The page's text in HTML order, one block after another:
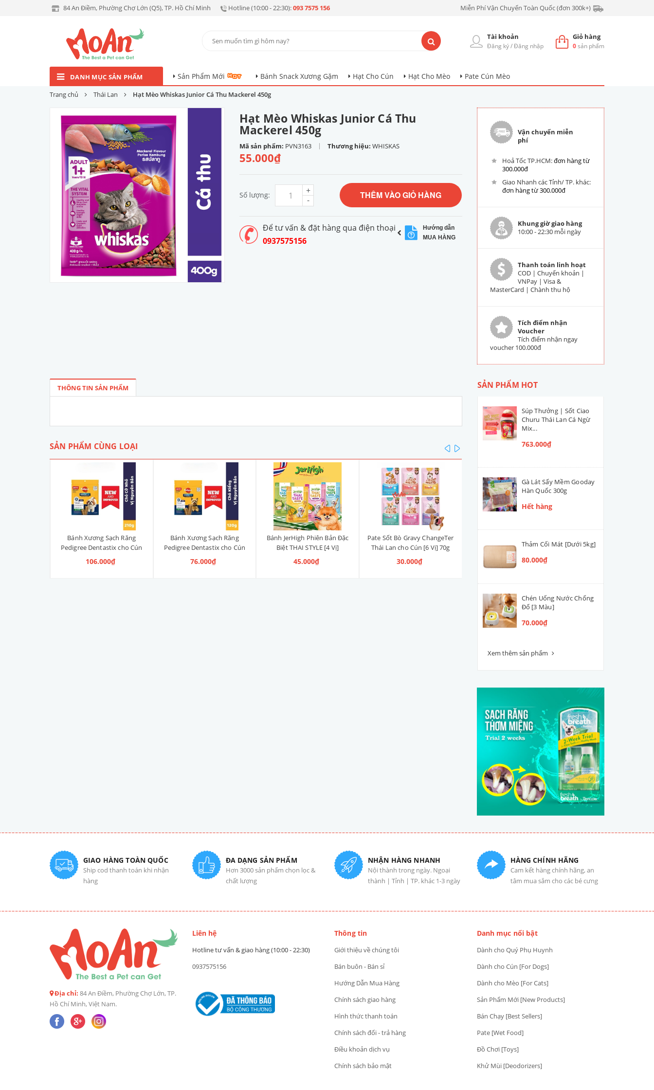
84 An Điềm, Phường Chợ Lớn (Q5), TP. Hồ Chí Minh Hotline (10:00 - 22:30):093 7575 156 Miễn Phí Vận Chuyển Toàn Quốc (đơn 300k+)
Giỏ hàng
0sản phẩm
Tài khoản
Đăng ký/Đăng nhập
DANH MỤC SẢN PHẨM Sản Phẩm Mới Bánh Snack Xương Gặm Hạt Cho Cún Hạt Cho Mèo Pate Cún Mèo
Trang chủ Thái Lan Hạt Mèo Whiskas Junior Cá Thu Mackerel 450g
Hạt Mèo Whiskas Junior Cá Thu
Mackerel 450g
Mã sản phẩm: PVN3163 | Thương hiệu: WHISKAS
55.000₫
Số lượng: -
+ THÊM VÀO GIỎ HÀNG
Để tư vấn & đặt hàng qua điện thoại
0937575156
Hướng dẫn
MUA HÀNG
Vận chuyển miễn
phí
Hoả Tốc TP.HCM:đơn hàng từ
300.000đ
Giao Nhanh các Tỉnh/ TP. khác:
đơn hàng từ 300.000đ
Khung giờ giao hàng
10:00 - 22:30 mỗi ngày
Thanh toán linh hoạt
COD | Chuyển khoản |
VNPay | Visa &
MasterCard | Chành thu hộ
Tích điểm nhận
Voucher
Tích điểm nhận ngay
voucher 100.000đ
THÔNG TIN SẢN PHẨM
SẢN PHẨM CÙNG LOẠI
Bánh Xương Sạch Răng
Pedigree Dentastix cho Cún
vừa 210g (14 Thanh, Vị
Truyền Thống)
106.000₫
Bánh Xương Sạch Răng
Pedigree Dentastix cho Cún
nhỏ 120g (14 Thanh, Vị
Truyền Thống)
76.000₫
Bánh JerHigh Phiên Bản Đặc
Biệt THAI STYLE [4 Vị]
45.000₫
Pate Sốt Bò Gravy ChangeTer
Thái Lan cho Cún [6 Vị] 70g
30.000₫
Thái Lan Cá Ngừ Mix (Hộp
100 tuýp)
763.000₫
prev
SẢN PHẨM HOT
Súp Thưởng | Sốt Ciao
Churu Thái Lan Cá Ngừ
Mix...
763.000₫
Gà Lát Sấy Mềm Gooday
Hàn Quốc 300g
Hết hàng
Thảm Cối Mát [Dưới 5kg]
80.000₫
Chén Uống Nước Chống
Đổ [3 Màu]
70.000₫
Xem thêm sản phẩm
GIAO HÀNG TOÀN QUỐC
Ship cod thanh toán khi nhận
hàng
ĐA DẠNG SẢN PHẨM
Hơn 3000 sản phẩm chọn lọc &
chất lượng
NHẬN HÀNG NHANH
Nội thành trong ngày. Ngoại
thành | Tỉnh | TP. khác 1-3 ngày
HÀNG CHÍNH HÃNG
Cam kết hàng chính hãng, an
tâm mua sắm cho các bé cưng
Địa chỉ: 84 An Điềm, Phường Chợ Lớn, TP.
Hồ Chí Minh, Việt Nam.
Liên hệ
Hotline tư vấn & giao hàng (10:00 - 22:30)
0937575156
Thông tin
Giới thiệu về chúng tôi
Bán buôn - Bán sỉ
Hướng Dẫn Mua Hàng
Chính sách giao hàng
Hình thức thanh toán
Chính sách đổi - trả hàng
Điều khoản dịch vụ
Chính sách bảo mật
Danh mục nổi bật
Dành cho Quý Phụ Huynh
Dành cho Cún [For Dogs]
Dành cho Mèo [For Cats]
Sản Phẩm Mới [New Products]
Bán Chạy [Best Sellers]
Pate [Wet Food]
Đồ Chơi [Toys]
Khử Mùi [Deodorizers]